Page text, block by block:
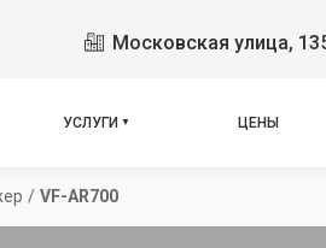
Московская улица,
УСЛУГИ ЦЕНЫ
/ VF-AR700